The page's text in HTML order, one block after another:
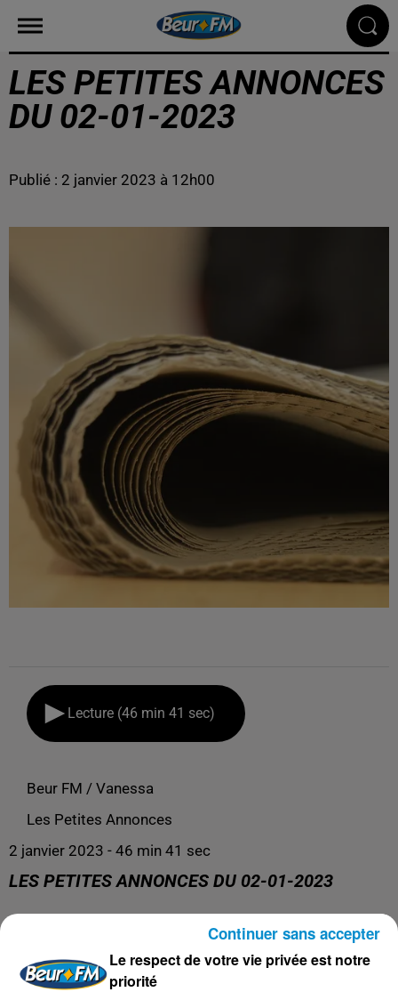
LES PETITES ANNONCES
DU 02-01-2023
Publié : 2 janvier 2023 à 12h00
Lecture (46 min 41 sec)
Beur FM / Vanessa
Les Petites Annonces
2 janvier 2023 - 46 min 41 sec
LES PETITES ANNONCES DU 02-01-2023
L'émission 100% services entre particuliers !
Le respect de votre vie privée est notre
priorité
Continuer sans accepter